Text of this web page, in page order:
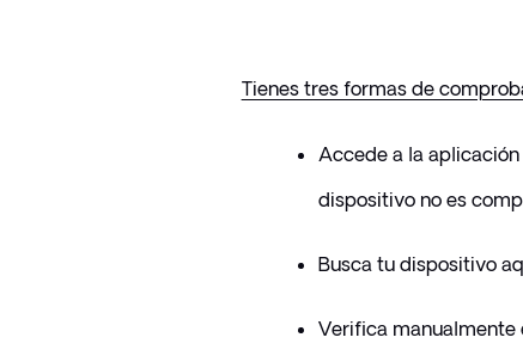
Tienes tres formas de
Accede a la
dispositivo no es
Busca tu dispositivo
Verifica manualmente